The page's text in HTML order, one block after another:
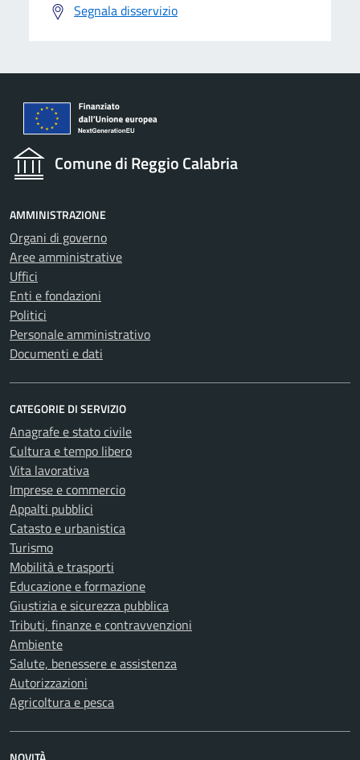
Segnala disservizio
Comune di Reggio Calabria
AMMINISTRAZIONE
Organi di governo
Aree amministrative
Uffici
Enti e fondazioni
Politici
Personale amministrativo
Documenti e dati
CATEGORIE DI SERVIZIO
Anagrafe e stato civile
Cultura e tempo libero
Vita lavorativa
Imprese e commercio
Appalti pubblici
Catasto e urbanistica
Turismo
Mobilità e trasporti
Educazione e formazione
Giustizia e sicurezza pubblica
Tributi, finanze e contravvenzioni
Ambiente
Salute, benessere e assistenza
Autorizzazioni
Agricoltura e pesca